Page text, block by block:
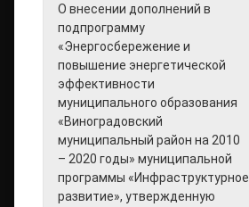
О внесении дополнений в
подпрограмму
«Энергосбережение и
повышение энергетической
эффективности
муниципального образования
«Виноградовский
муниципальный район на 2010
– 2020 годы» муниципальной
программы «Инфраструктурное
развитие», утвержденную